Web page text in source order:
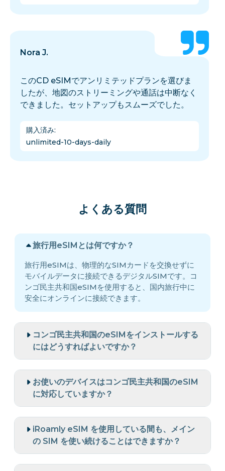
Nora J.
このCD eSIMでアンリミテッドプランを選びま
したが、地図のストリーミングや通話は中断なく
できました。セットアップもスムーズでした。
購入済み:
unlimited-10-days-daily
よくある質問
旅行用eSIMとは何ですか？
旅行用eSIMは、物理的なSIMカードを交換せずに
モバイルデータに接続できるデジタルSIMです。コ
ンゴ民主共和国eSIMを使用すると、国内旅行中に
安全にオンラインに接続できます。
コンゴ民主共和国のeSIMをインストールする
にはどうすればよいですか？
お使いのデバイスはコンゴ民主共和国のeSIM
に対応していますか？
iRoamly eSIM を使用している間も、メイン
の SIM を使い続けることはできますか？